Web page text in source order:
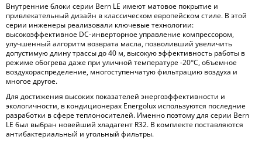
Внутренние блоки серии Bern LE имеют матовое покрытие и
привлекательный дизайн в классическом европейском стиле. В этой
серии инженеры реализовали ключевые технологии:
высокоэффективное DC-инверторное управление компрессором,
улучшенный алгоритм возврата масла, позволивший увеличить
допустимую длину трассы до 40 м, высокую эффективность работы в
режиме обогрева даже при уличной температуре -20°С, объемное
воздухораспределение, многоступенчатую фильтрацию воздуха и
многое другое.
Для достижения высоких показателей энергоэффективности и
экологичности, в кондиционерах Energolux используются последние
разработки в сфере теплоносителей. Именно поэтому для серии Bern
LE был выбран новейший хладагент R32. В комплекте поставляются
антибактериальный и угольный фильтры.